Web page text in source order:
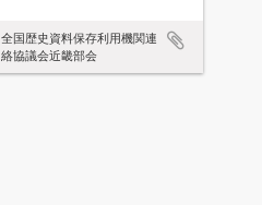
全国歴史資料保存利用機関連
絡協議会近畿部会